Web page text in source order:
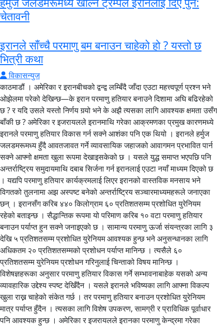
चेतावनी
इरानले साँच्चै परमाणु बम बनाउन चाहेको हो ? यस्तो छ
भित्री कथा
विकासन्युज
काठमाडौं । अमेरिका र इरानबीचको द्वन्द्व लम्बिँदै जाँदा एउटा महत्त्वपूर्ण प्रश्न भने
ओझेलमा परेको देखिन्छ—के इरान परमाणु हतियार बनाउने दिशामा अघि बढिरहेको
छ ? र यदि उसले यस्तो निर्णय गर्‍यो भने के अझै त्यसका लागि आवश्यक क्षमता उसँग
बाँकी छ ? अमेरिका र इजरायलले इरानमाथि गरेका आक्रमणका प्रमुख कारणमध्ये
इरानले परमाणु हतियार विकास गर्न सक्ने आशंका पनि एक थियो । इरानले हर्मुज
जलडमरूमध्य हुँदै आवतजावत गर्ने व्यावसायिक जहाजको आवागमन प्रभावित पार्न
सक्ने आफ्नो क्षमता खुला रूपमा देखाइसकेको छ । यसले युद्ध समाप्त भएपछि पनि
अन्तर्राष्ट्रिय समुदायमाथि दबाब सिर्जना गर्न इरानलाई एउटा नयाँ माध्यम दिएको छ
। यद्यपि परमाणु हतियार कार्यक्रमलाई लिएर इरानको वास्तविक मनसाय भने
विगतको तुलनामा अझ अस्पष्ट बनेको अन्तर्राष्ट्रिय सञ्चारमाध्यमहरूले जनाएका
छन् । इरानसँग करिब ४४० किलोग्राम ६० प्रतिशतसम्म प्रशोधित युरेनियम
रहेको बताइन्छ । सैद्धान्तिक रूपमा यो परिमाण करिब १० वटा परमाणु हतियार
बनाउन पर्याप्त हुन सक्ने जनाइएकाे छ । सामान्य परमाणु ऊर्जा संयन्त्रका लागि ३
देखि ५ प्रतिशतसम्म प्रशोधित युरेनियम आवश्यक हुन्छ भने अनुसन्धानका लागि
अधिकतम २० प्रतिशतसम्मको प्रशोधन पर्याप्त मानिन्छ । त्यसैले ६०
प्रतिशतसम्म युरेनियम प्रशोधन गरिनुलाई चिन्ताको विषय मानिन्छ ।
विशेषज्ञहरूका अनुसार परमाणु हतियार विकास गर्ने सम्भावनाबाहेक यसको अन्य
व्यावहारिक उद्देश्य स्पष्ट देखिँदैन । यसले इरानले भविष्यका लागि आफ्ना विकल्प
खुला राख्न चाहेको संकेत गर्छ । तर परमाणु हतियार बनाउन प्रशोधित युरेनियम
मात्र पर्याप्त हुँदैन । त्यसका लागि विशेष उपकरण, सामग्री र प्राविधिक पूर्वाधार
पनि आवश्यक हुन्छ । अमेरिका र इजरायलले इरानका परमाणु केन्द्रमा गरेका